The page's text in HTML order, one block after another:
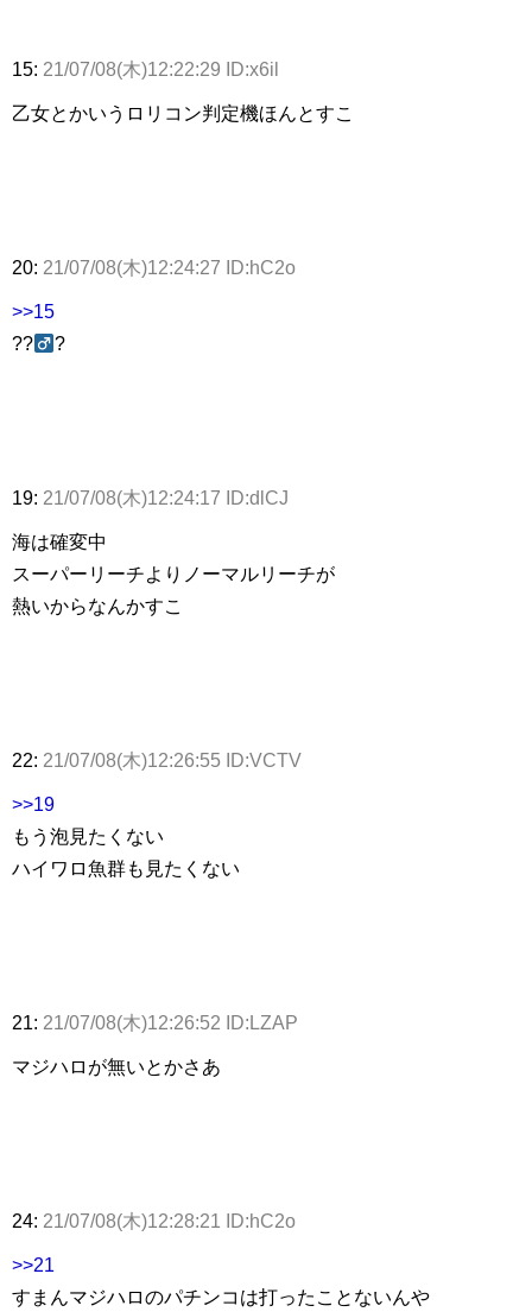
15: 21/07/08(木)12:22:29 ID:x6il
乙女とかいうロリコン判定機ほんとすこ
20: 21/07/08(木)12:24:27 ID:hC2o
>>15
??
?
19: 21/07/08(木)12:24:17 ID:dlCJ
海は確変中
スーパーリーチよりノーマルリーチが
熱いからなんかすこ
22: 21/07/08(木)12:26:55 ID:VCTV
>>19
もう泡見たくない
ハイワロ魚群も見たくない
21: 21/07/08(木)12:26:52 ID:LZAP
マジハロが無いとかさあ
24: 21/07/08(木)12:28:21 ID:hC2o
>>21
すまんマジハロのパチンコは打ったことないんや